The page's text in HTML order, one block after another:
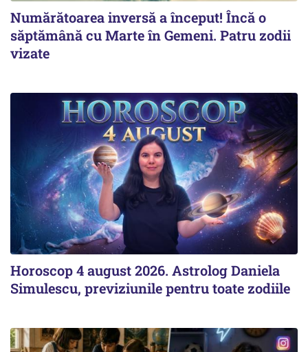
Numărătoarea inversă a început! Încă o
săptămână cu Marte în Gemeni. Patru zodii
vizate
Horoscop 4 august 2026. Astrolog Daniela
Simulescu, previziunile pentru toate zodiile